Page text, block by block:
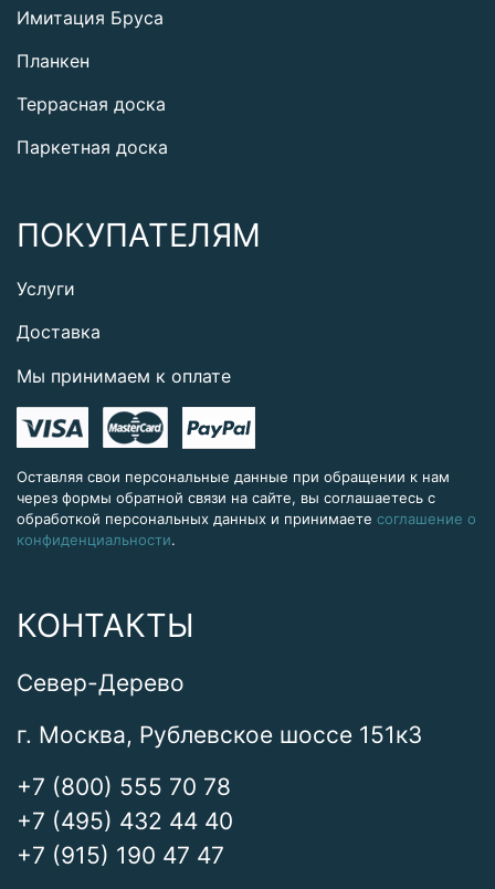
Имитация Бруса
Планкен
Террасная доска
Паркетная доска
ПОКУПАТЕЛЯМ
Услуги
Доставка
Мы принимаем к оплате
Оставляя свои персональные данные при обращении к нам
через формы обратной связи на сайте, вы соглашаетесь с
обработкой персональных данных и принимаете соглашение о
конфиденциальности.
КОНТАКТЫ
Север-Дерево
г. Москва, Рублевское шоссе 151к3
+7 (800) 555 70 78
+7 (495) 432 44 40
+7 (915) 190 47 47